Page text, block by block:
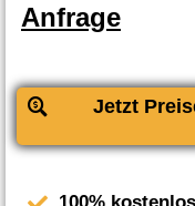
Anfrage
Jetzt